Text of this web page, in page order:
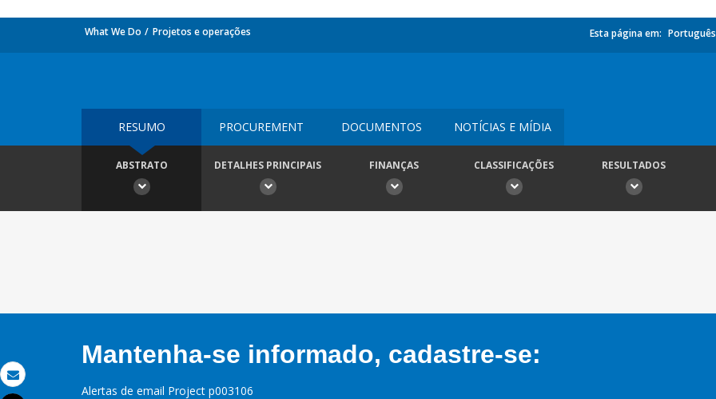
Email
What We Do Projetos e operações Esta página em: Português
RESUMO PROCUREMENT DOCUMENTOS NOTÍCIAS E MÍDIA
ABSTRATO DETALHES PRINCIPAIS FINANÇAS CLASSIFICAÇÕES RESULTADOS
Mantenha-se informado, cadastre-se:
Alertas de email Project p003106